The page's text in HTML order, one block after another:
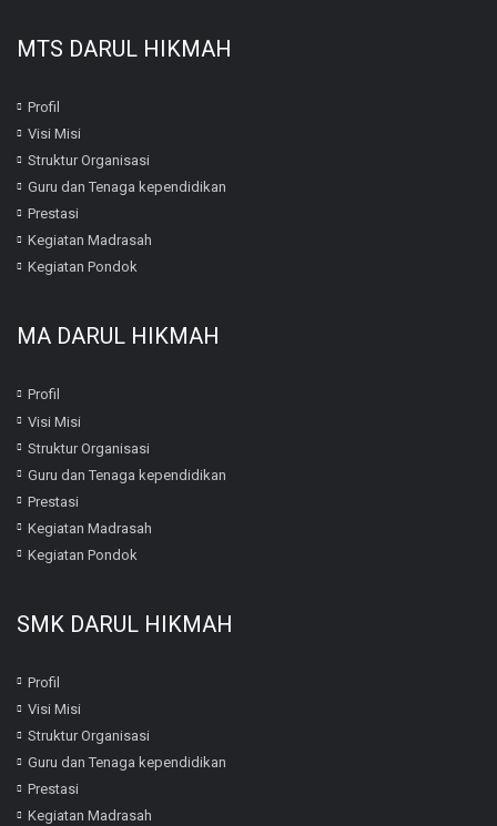
MTS DARUL HIKMAH
Profil
Visi Misi
Struktur Organisasi
Guru dan Tenaga kependidikan
Prestasi
Kegiatan Madrasah
Kegiatan Pondok
MA DARUL HIKMAH
Profil
Visi Misi
Struktur Organisasi
Guru dan Tenaga kependidikan
Prestasi
Kegiatan Madrasah
Kegiatan Pondok
SMK DARUL HIKMAH
Profil
Visi Misi
Struktur Organisasi
Guru dan Tenaga kependidikan
Prestasi
Kegiatan Madrasah